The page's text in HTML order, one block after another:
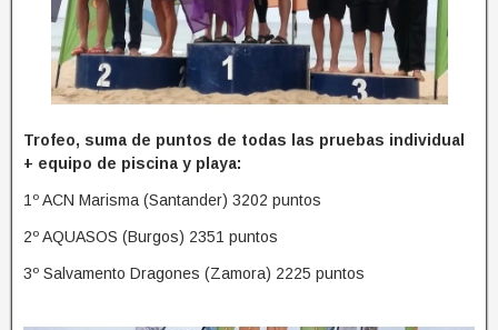
Trofeo, suma de puntos de todas las pruebas individual
+ equipo de piscina y playa:
1º ACN Marisma (Santander) 3202 puntos
2º AQUASOS (Burgos) 2351 puntos
3º Salvamento Dragones (Zamora) 2225 puntos